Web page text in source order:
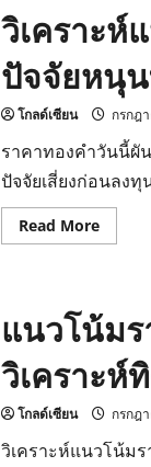
วัน
นี้
ฮั่ว
เซ่ง
เฮง
ชี้
ช่อง
ดอลลา
อ่อน
ค่า
ทอง
วิเคราะห์
ปัจจัยหนุ
โกลด์เซียน กรกฎ
ราคาทองคำวันนี้ผั
ปัจจัยเสี่ยงก่อนลงทุ
Read MoreRead
more
ราคา
ทองคำ
ปัจจัย
หนุน
ทอง
โลก
พุ่ง
แนวโน้ม
วิเคราะห์
โกลด์เซียน กรกฎ
วิเคราะห์แนวโน้ม